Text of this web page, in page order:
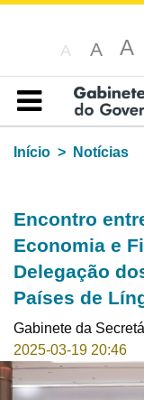
A A A
Índice
Início
Notícias
Encontro
Economia e
Delegação
Países de
Gabinete da
2025-03-19 20:46